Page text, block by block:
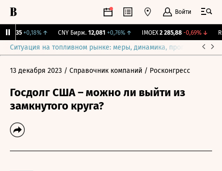
Войти
115,35 +0,18%↑ CNY Бирж. 12,081 +0,76%↑ IMOEX 2 285,88 -0,69%↓
Ситуация на топливном рынке: меры, динамика, прогнозы
13 декабря 2023 / Справочник компаний / Росконгресс
Госдолг США – можно ли выйти из
замкнутого круга?